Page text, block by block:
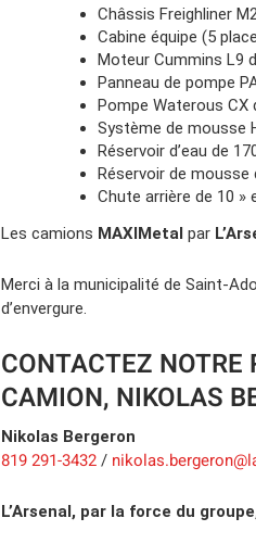
Châssis Freighliner
Cabine équipe (5
Moteur Cummins L9
Panneau de pompe
Pompe Waterous CX
Système de mousse
Réservoir d’eau de
Réservoir de mousse
Chute arrière de 10 »
Les camions MAXIMetal par
Merci à la municipalité de Saint-
d’envergure.
CONTACTEZ NOTRE
CAMION, NIKOLAS
Nikolas Bergeron
819 291-3432 /
L’Arsenal, par la force du